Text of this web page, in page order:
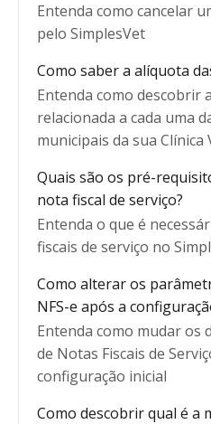
Entenda como cancelar
pelo SimplesVet
Como saber a alíquota
Entenda como descobrir
relacionada a cada uma
municipais da sua
Quais são os pré-
nota fiscal de serviço?
Entenda o que é
fiscais de serviço no
Como alterar os
NFS-e após a
Entenda como mudar os
de Notas Fiscais de
configuração inicial
Como descobrir qual é a